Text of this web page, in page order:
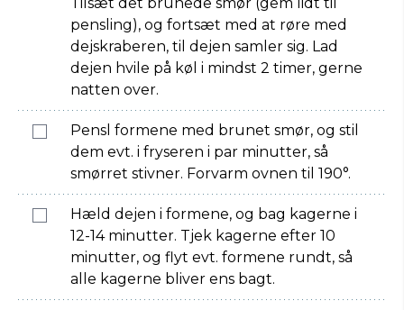
pensling), og fortsæt med at røre med
dejskraberen, til dejen samler sig. Lad
dejen hvile på køl i mindst 2 timer, gerne
natten over.
Pensl formene med brunet smør, og stil
dem evt. i fryseren i par minutter, så
smørret stivner. Forvarm ovnen til 190°.
Hæld dejen i formene, og bag kagerne i
12-14 minutter. Tjek kagerne efter 10
minutter, og flyt evt. formene rundt, så
alle kagerne bliver ens bagt.